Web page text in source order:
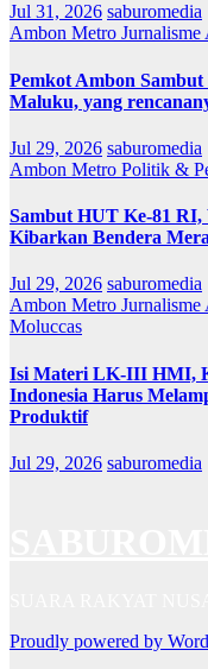
Jul 31, 2026 saburomedia
Ambon Metro
Pemkot Ambon
Maluku, yang
Jul 29, 2026 saburomedia
Ambon Metro Politik &
Sambut HUT Ke-81
Kibarkan Bendera
Jul 29, 2026 saburomedia
Ambon Metro
Moluccas
Isi Materi LK-III HMI,
Indonesia Harus
Produktif
Jul 29, 2026 saburomedia
Proudly powered by